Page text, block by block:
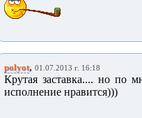
polyot, 01.07.2013 г. 16:18
Крутая заставка.... но по
исполнение нравится)))